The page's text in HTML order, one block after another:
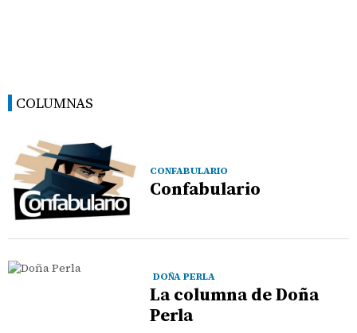
COLUMNAS
CONFABULARIO
Confabulario
DOÑA PERLA
La columna de Doña
Perla